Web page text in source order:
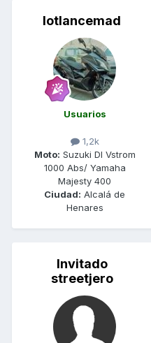
lotlancemad
Usuarios
1,2k
Moto: Suzuki Dl Vstrom
1000 Abs/ Yamaha
Majesty 400
Ciudad: Alcalá de
Henares
Invitado
streetjero